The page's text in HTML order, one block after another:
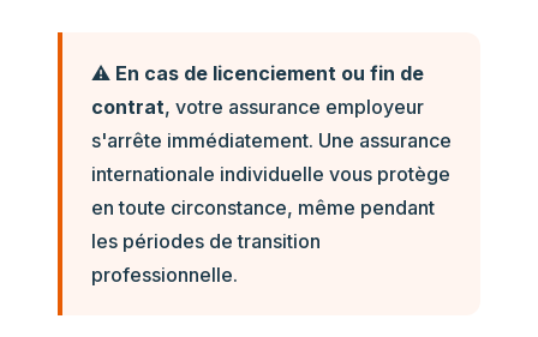
⚠️ En cas de licenciement ou fin de
contrat, votre assurance employeur
s'arrête immédiatement. Une assurance
internationale individuelle vous protège
en toute circonstance, même pendant
les périodes de transition
professionnelle.